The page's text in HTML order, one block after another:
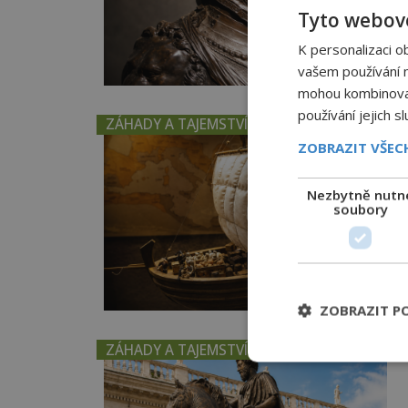
ZÁHADY A TAJEMSTVÍ
ZÁHADY A TAJEMSTVÍ
Tyto
K personalizaci
vašem používání
mohou
používání jejich
ZOBRAZIT
Nezbytně
soubory
ZOBRAZIT